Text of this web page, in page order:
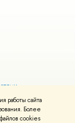
работы сайта
Более
cookies